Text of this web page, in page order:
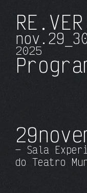
RE.VER
nov.
2025
Pro
29
— Sala
do Teatro